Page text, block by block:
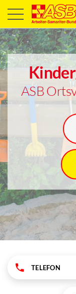
ASB
TELEFON